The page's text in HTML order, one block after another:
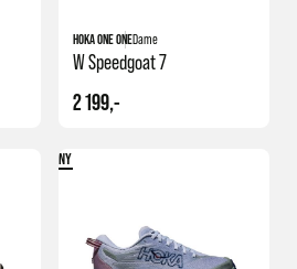
HOKA ONE ONEDame
W Speedgoat 7
2 199,-
NY